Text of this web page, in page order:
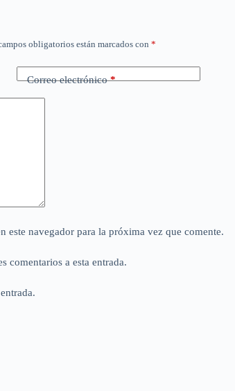
obligatorios están marcados con *
Correo electrónico*
este navegador para la próxima vez que comente.
comentarios a esta entrada.